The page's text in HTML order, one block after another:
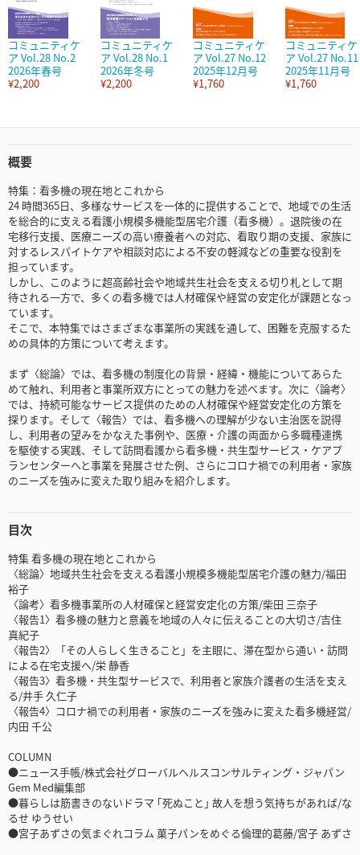
コミュニティケ
ア Vol.28 No.2
2026年春号
¥2,200
コミュニティケ
ア Vol.28 No.1
2026年冬号
¥2,200
コミュニティケ
ア Vol.27 No.12
2025年12月号
¥1,760
コミュニティケ
ア Vol.27 No.11
2025年11月号
¥1,760
概要
特集：看多機の現在地とこれから
24 時間365日、多様なサービスを一体的に提供することで、地域での生活
を総合的に支える看護小規模多機能型居宅介護（看多機）。退院後の在
宅移行支援、医療ニーズの高い療養者への対応、看取り期の支援、家族に
対するレスパイトケアや相談対応による不安の軽減などの重要な役割を
担っています。
しかし、このように超高齢社会や地域共生社会を支える切り札として期
待される一方で、多くの看多機では人材確保や経営の安定化が課題となっ
ています。
そこで、本特集ではさまざまな事業所の実践を通して、困難を克服するた
めの具体的方策について考えます。
まず〈総論〉では、看多機の制度化の背景・経緯・機能についてあらた
めて触れ、利用者と事業所双方にとっての魅力を述べます。次に〈論考〉
では、持続可能なサービス提供のための人材確保や経営安定化の方策を
探ります。そして〈報告〉では、看多機への理解が少ない主治医を説得
し、利用者の望みをかなえた事例や、医療・介護の両面から多職種連携
を駆使する実践、そして訪問看護から看多機・共生型サービス・ケアプ
ランセンターへと事業を発展させた例、さらにコロナ禍での利用者・家族
のニーズを強みに変えた取り組みを紹介します。
目次
特集 看多機の現在地とこれから
〈総論〉地域共生社会を支える看護小規模多機能型居宅介護の魅力/福田
裕子
〈論考〉看多機事業所の人材確保と経営安定化の方策/柴田 三奈子
〈報告1〉看多機の魅力と意義を地域の人々に伝えることの大切さ/吉住
真紀子
〈報告2〉「その人らしく生きること」を主眼に、滞在型から通い・訪問
による在宅支援へ/栄 静香
〈報告3〉看多機・共生型サービスで、利用者と家族介護者の生活を支え
る/井手 久仁子
〈報告4〉コロナ禍での利用者・家族のニーズを強みに変えた看多機経営/
内田 千公
COLUMN
●ニュース手帳/株式会社グローバルヘルスコンサルティング・ジャパン
Gem Med編集部
●暮らしは筋書きのないドラマ ｢死ぬこと｣ 故人を想う気持ちがあれば/な
るせ ゆうせい
●宮子あずさの気まぐれコラム 菓子パンをめぐる倫理的葛藤/宮子 あずさ